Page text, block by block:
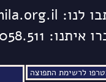
לנו:
04.9058.511
לרשימת התפוצה